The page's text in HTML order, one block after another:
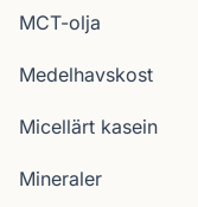
MCT-olja
Medelhavskost
Micellärt kasein
Mineraler